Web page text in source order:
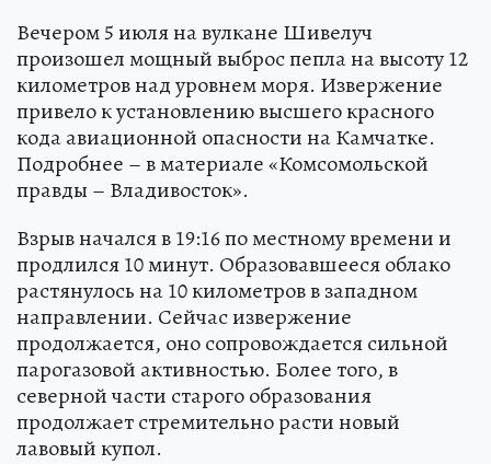
Вечером 5 июля на вулкане Шивелуч
произошел мощный выброс пепла на высоту 12
километров над уровнем моря. Извержение
привело к установлению высшего красного
кода авиационной опасности на Камчатке.
Подробнее – в материале «Комсомольской
правды – Владивосток».
Взрыв начался в 19:16 по местному времени и
продлился 10 минут. Образовавшееся облако
растянулось на 10 километров в западном
направлении. Сейчас извержение
продолжается, оно сопровождается сильной
парогазовой активностью. Более того, в
северной части старого образования
продолжает стремительно расти новый
лавовый купол.